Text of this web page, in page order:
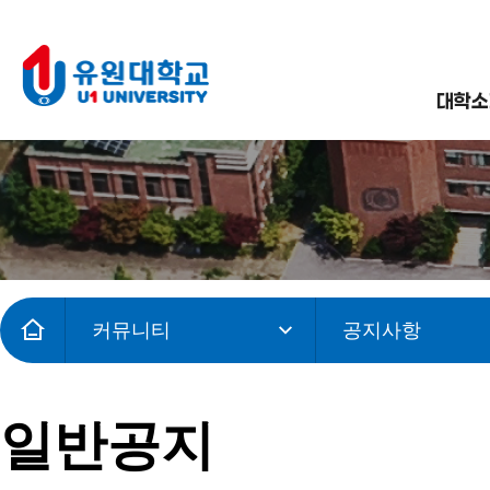
대학
커뮤니티 공지사항
일반공지